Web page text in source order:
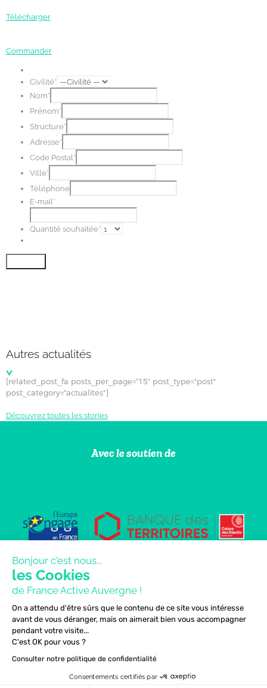
Télécharger
Commander
Civilité*
Nom*
Prénom*
Structure*
Adresse*
Code Postal*
Ville*
Téléphone
E-mail*
Quantité souhaitée*
Autres actualités
[related_post_fa posts_per_page="15" post_type="post"
post_category="actualites"]
Découvrez toutes les stories
Avec le soutien de
Bonjour c'est nous...
les Cookies
de France Active Auvergne !
On a attendu d'être sûrs que le contenu de ce site vous intéresse
avant de vous déranger, mais on aimerait bien vous accompagner
pendant votre visite...
C'est OK pour vous ?
Consulter notre politique de confidentialité
Consentements certifiés par